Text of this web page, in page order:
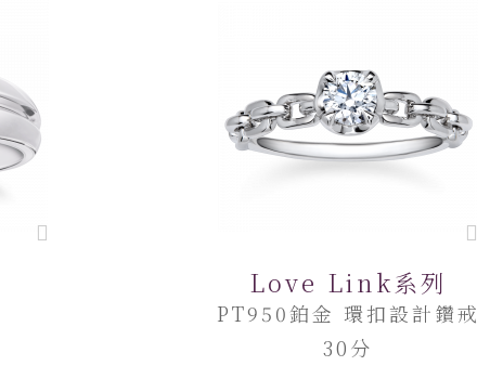
Love Link系列
PT950鉑金 環扣設計鑽戒
30分